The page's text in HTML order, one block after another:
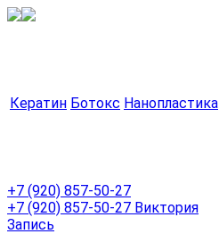
Кератин Ботокс Нанопластика
+7 (920) 857-50-27
+7 (920) 857-50-27 Виктория
Запись